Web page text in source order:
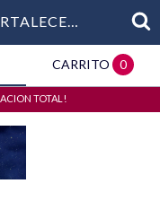
ETUDE HOUSE - SERUM FORTALECEDOR DE PESTAÑAS "MY LASH SERUM" - 9GR
CARRITO 0
TOTAL!